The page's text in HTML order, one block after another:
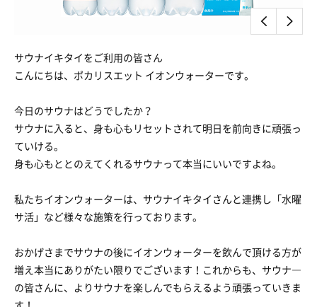
サウナイキタイをご利用の皆さん
こんにちは、ポカリスエット イオンウォーターです。
今日のサウナはどうでしたか？
サウナに入ると、身も心もリセットされて明日を前向きに頑張っ
ていける。
身も心もととのえてくれるサウナって本当にいいですよね。
私たちイオンウォーターは、サウナイキタイさんと連携し「水曜
サ活」など様々な施策を行っております。
おかげさまでサウナの後にイオンウォーターを飲んで頂ける方が
増え本当にありがたい限りでございます！これからも、サウナ―
の皆さんに、よりサウナを楽しんでもらえるよう頑張っていきま